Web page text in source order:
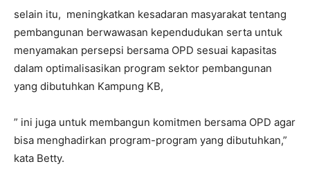
selain itu, meningkatkan kesadaran masyarakat tentang
pembangunan berwawasan kependudukan serta untuk
menyamakan persepsi bersama OPD sesuai kapasitas
dalam optimalisasikan program sektor pembangunan
yang dibutuhkan Kampung KB,
” ini juga untuk membangun komitmen bersama OPD agar
bisa menghadirkan program-program yang dibutuhkan,”
kata Betty.